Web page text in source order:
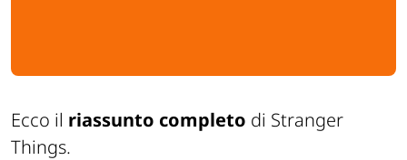
Ecco il riassunto completo di Stranger
Things.